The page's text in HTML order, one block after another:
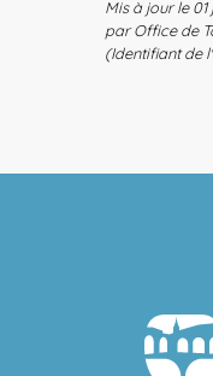
Mis à jour le 01
par Office de
(Identifiant de